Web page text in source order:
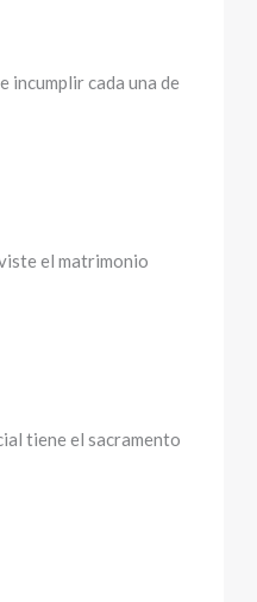
incumplir cada una de
el matrimonio
tiene el sacramento